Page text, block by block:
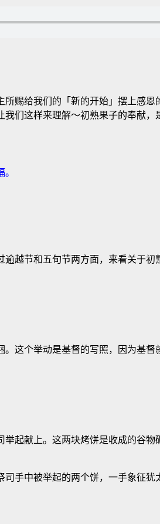
赐给我们的「新的开始」摆上感
们这样来理解～初熟果子的奉献
越节和五旬节两方面，来看关于初
这个举动是基督的写照，因为基督
起献上。这两块烤饼是收成的谷
手中被举起的两个饼，一手象征